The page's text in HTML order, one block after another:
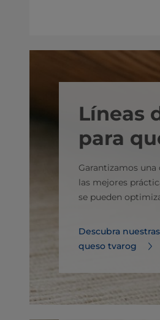
Líneas
para
Garantizamos una
las mejores
se pueden
Descubra
queso tvarog